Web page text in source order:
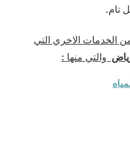
تام.
الخدمات الاخري التي
والتي منها :